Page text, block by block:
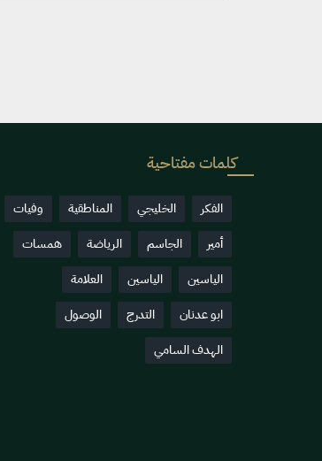
كلمات مفتاحية
الفكر الخليجي المناطقية
وفيات
أمير
الجاسم الرياضة
همسات
الياسين
الياسين
العلامة
ابو عدنان
التدرج
الوصول
الهدف السامي